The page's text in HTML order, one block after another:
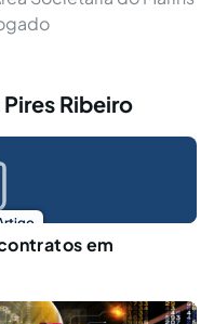
Ribeiro
em